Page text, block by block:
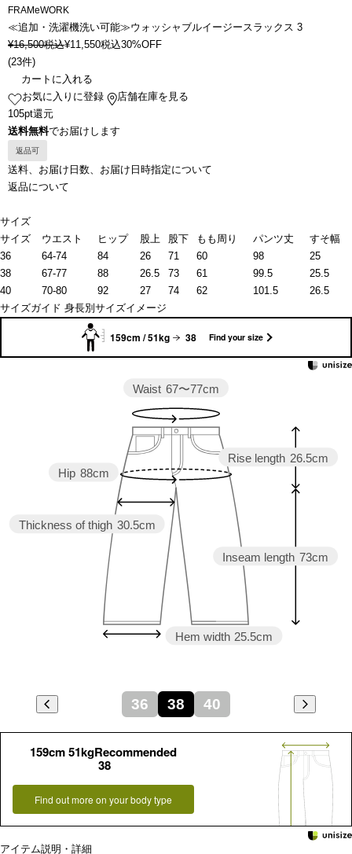
FRAMeWORK
≪追加・洗濯機洗い可能≫ウォッシャブルイージースラックス 3
¥16,500税込¥11,550税込30%OFF
(23件)
カートに入れる
お気に入りに登録
店舗在庫を見る
105pt還元
送料無料でお届けします
返品可
送料、お届け日数、お届け日時指定について
返品について
サイズ
サイズ
ウエスト ヒップ 股上 股下 もも周り パンツ丈
すそ幅
36
64-74 84 26 71 60 98
25
38
67-77 88 26.5 73 61 99.5
25.5
40
70-80 92 27 74 62 101.5
26.5
サイズガイド 身長別サイズイメージ
159cm / 51kg 38 Find your size
Inseam length 73cm
Rise length 26.5cm
Hem width 25.5cm
Thickness of thigh 30.5cm
Hip 88cm
Waist 67〜77cm
36 38 40
159cm 51kgRecommended
38
Find out more on your body type
アイテム説明・詳細